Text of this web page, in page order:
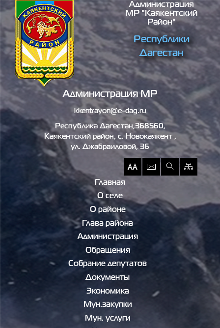
Перейти к основному содержаниюАдминистрация
МР "Каякентский
Район"
Республики
Дагестан
Администрация МР
kkentrayon@e-dag.ru
Республика Дагестан,368560,
Каякентский район, c. Новокаякент ,
ул. Джабраиловой, 36
Главная
О селе
О районе
Глава района
Администрация
Обращения
Собрание депутатов
Документы
Экономика
Мун.закупки
Мун. услуги